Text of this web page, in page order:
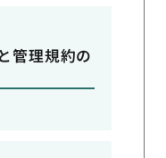
管理規約の